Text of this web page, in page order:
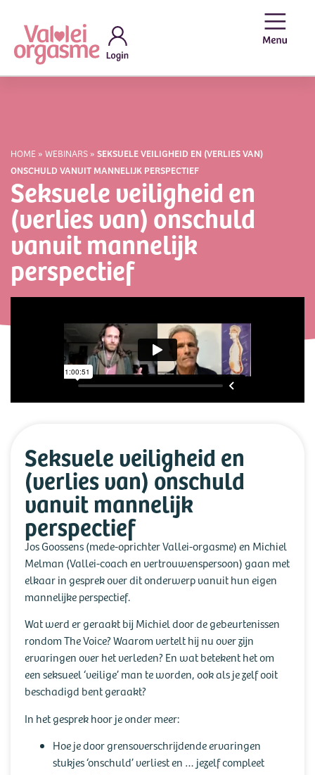
HOME» WEBINARS» SEKSUELE VEILIGHEID EN (VERLIES VAN)
ONSCHULD VANUIT MANNELIJK PERSPECTIEF
Seksuele veiligheid en
(verlies van) onschuld
vanuit mannelijk
perspectief
Seksuele veiligheid en
(verlies van) onschuld
vanuit mannelijk
perspectief
Jos Goossens (mede-oprichter Vallei-orgasme) en Michiel
Melman (Vallei-coach en vertrouwenspersoon) gaan met
elkaar in gesprek over dit onderwerp vanuit hun eigen
mannelijke perspectief.
Wat werd er geraakt bij Michiel door de gebeurtenissen
rondom The Voice? Waarom vertelt hij nu over zijn
ervaringen over het verleden? En wat betekent het om
een seksueel ‘veilige’ man te worden, ook als je zelf ooit
beschadigd bent geraakt?
In het gesprek hoor je onder meer:
Hoe je door grensoverschrijdende ervaringen
stukjes ‘onschuld’ verliest en … jezelf compleet